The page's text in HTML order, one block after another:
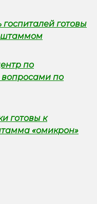
госпиталей готовы
штаммом
по
вопросами по
готовы к
«омикрон»